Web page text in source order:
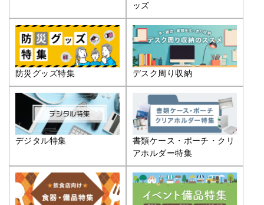
ッズ
防災グッズ特集 デスク周り収納
デジタル特集
書類ケース・ポーチ・クリ
アホルダー特集